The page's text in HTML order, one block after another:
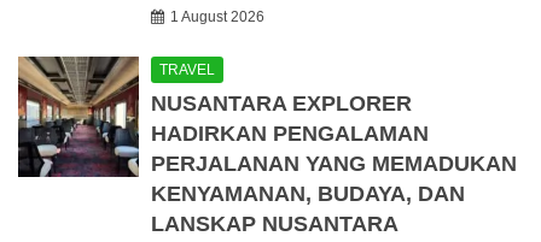
1 August 2026
TRAVEL
NUSANTARA EXPLORER
HADIRKAN PENGALAMAN
PERJALANAN YANG MEMADUKAN
KENYAMANAN, BUDAYA, DAN
LANSKAP NUSANTARA